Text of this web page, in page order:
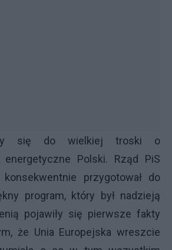
się do wielkiej troski o
energetyczne Polski. Rząd PiS
przygotował do
program, który był nadzieją
pojawiły się pierwsze fakty
że Unia Europejska wreszcie